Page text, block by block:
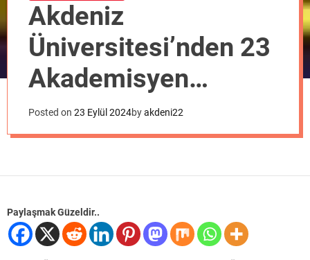
Akdeniz
Üniversitesi’nden 23
Akademisyen
Dünyanın En Etkili
Bilim İnsanları
Listesinde
Posted on 23 Eylül 2024byakdeni22
Paylaşmak Güzeldir..